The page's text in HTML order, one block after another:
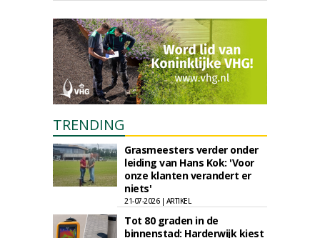
TRENDING
Grasmeesters verder onder
leiding van Hans Kok: 'Voor
onze klanten verandert er
niets'
21-07-2026 | ARTIKEL
Tot 80 graden in de
binnenstad: Harderwijk kiest